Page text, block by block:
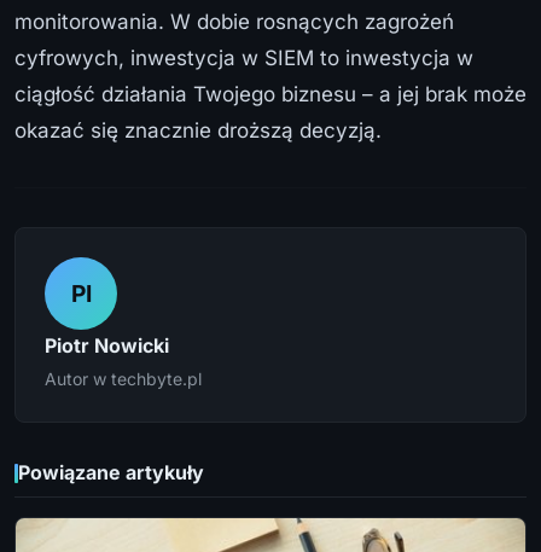
monitorowania. W dobie rosnących zagrożeń
cyfrowych, inwestycja w SIEM to inwestycja w
ciągłość działania Twojego biznesu – a jej brak może
okazać się znacznie droższą decyzją.
PI
Piotr Nowicki
Autor w techbyte.pl
Powiązane artykuły